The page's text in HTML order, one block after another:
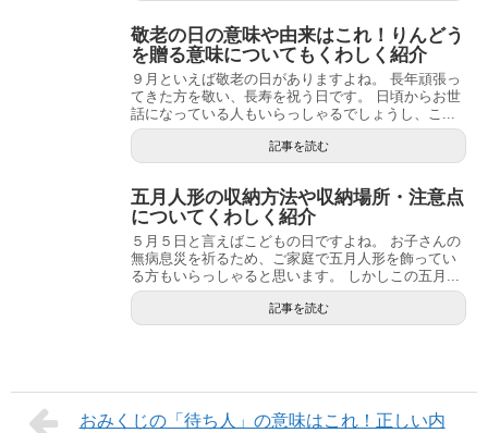
敬老の日の意味や由来はこれ！りんどう
を贈る意味についてもくわしく紹介
９月といえば敬老の日がありますよね。 長年頑張っ
てきた方を敬い、長寿を祝う日です。 日頃からお世
話になっている人もいらっしゃるでしょうし、こ...
記事を読む
五月人形の収納方法や収納場所・注意点
についてくわしく紹介
５月５日と言えばこどもの日ですよね。 お子さんの
無病息災を祈るため、ご家庭で五月人形を飾ってい
る方もいらっしゃると思います。 しかしこの五月...
記事を読む
おみくじの「待ち人」の意味はこれ！正しい内